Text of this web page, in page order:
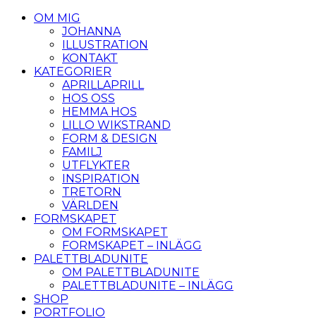
OM MIG
JOHANNA
ILLUSTRATION
KONTAKT
KATEGORIER
APRILLAPRILL
HOS OSS
HEMMA HOS
LILLO WIKSTRAND
FORM & DESIGN
FAMILJ
UTFLYKTER
INSPIRATION
TRETORN
VÄRLDEN
FORMSKAPET
OM FORMSKAPET
FORMSKAPET – INLÄGG
PALETTBLADUNITE
OM PALETTBLADUNITE
PALETTBLADUNITE – INLÄGG
SHOP
PORTFOLIO